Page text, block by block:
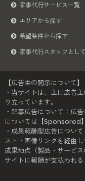
家事代行サービス一覧
エリアから探す
希望条件から探す
家事代行スタッフとし
【広告主の開示について】
・当サイトは、主に広告
り立っています。
・記事広告について：広
については【Sponsored
・成果報酬型広告につい
スト・画像リンクを経由
成果地点（製品・サービ
サイトに報酬が支払われる